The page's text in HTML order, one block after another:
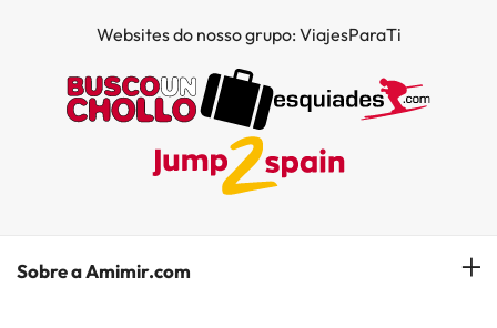
Websites do nosso grupo: ViajesParaTi
Sobre a Amimir.com